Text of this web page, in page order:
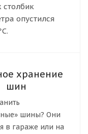
столбик
опустился
хранение
шин
шины? Они
в гараже или на